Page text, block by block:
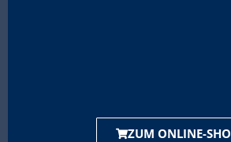
ZUM ONLINE-